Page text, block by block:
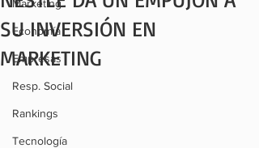
Marketing
Economía
Empresas
Resp. Social
Rankings
Tecnología
SU INVERSIÓN EN
MARKETING